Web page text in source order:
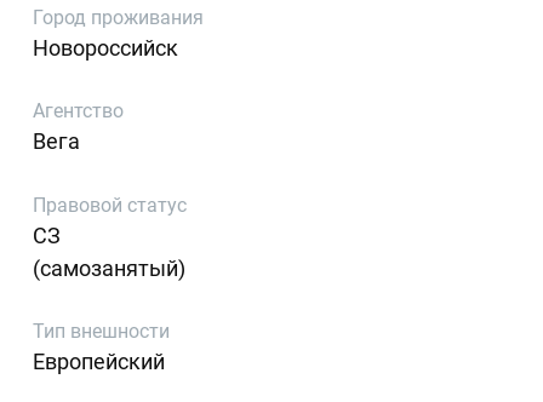
Город проживания
Новороссийск
Агентство
Вега
Правовой статус
СЗ
(самозанятый)
Тип внешности
Европейский